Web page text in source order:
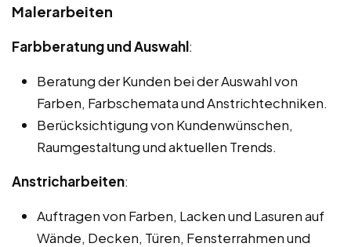
Malerarbeiten
Farbberatung und Auswahl:
Beratung der Kunden bei der Auswahl von
Farben, Farbschemata und Anstrichtechniken.
Berücksichtigung von Kundenwünschen,
Raumgestaltung und aktuellen Trends.
Anstricharbeiten:
Auftragen von Farben, Lacken und Lasuren auf
Wände, Decken, Türen, Fensterrahmen und